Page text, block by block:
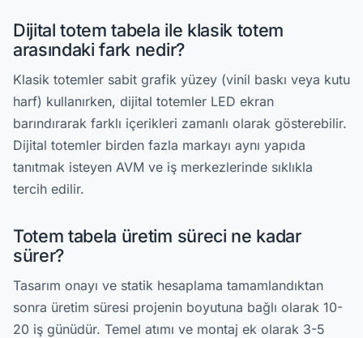
Dijital totem tabela ile klasik totem
arasındaki fark nedir?
Klasik totemler sabit grafik yüzey (vinil baskı veya kutu
harf) kullanırken, dijital totemler LED ekran
barındırarak farklı içerikleri zamanlı olarak gösterebilir.
Dijital totemler birden fazla markayı aynı yapıda
tanıtmak isteyen AVM ve iş merkezlerinde sıklıkla
tercih edilir.
Totem tabela üretim süreci ne kadar
sürer?
Tasarım onayı ve statik hesaplama tamamlandıktan
sonra üretim süresi projenin boyutuna bağlı olarak 10-
20 iş günüdür. Temel atımı ve montaj ek olarak 3-5